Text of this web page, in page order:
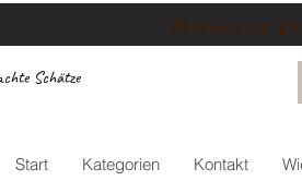
Kostenloser
Schätze
Start Kategorien Kontakt